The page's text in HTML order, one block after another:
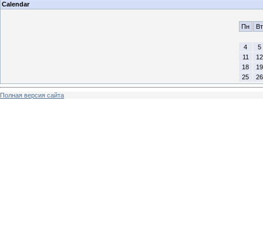
Calendar
Пн Вт
4
5
11
12
18
19
25
26
Полная версия сайта